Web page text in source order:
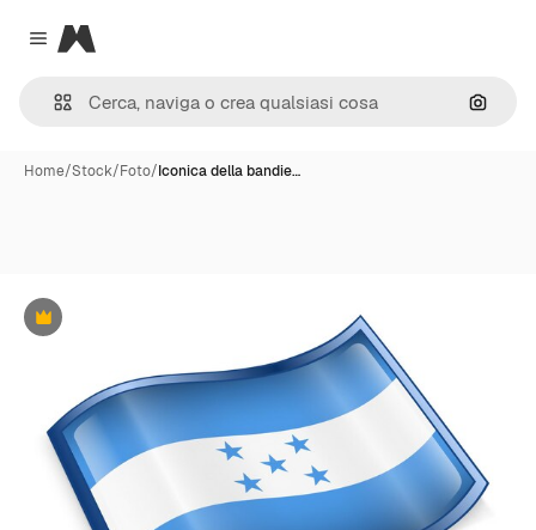
Close menu
Magnific
Cerca
Home/Stock/Foto/Iconica della bandie…
Premium